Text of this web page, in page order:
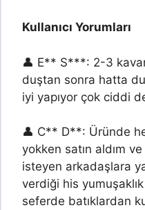
Kullanıcı Yorumları
👤 E** S***: 2-3
duştan sonra hatta
iyi yapıyor çok ciddi
👤 C** D**: Üründe
yokken satın aldım
isteyen arkadaşlara
verdiği his
seferde batıklardan